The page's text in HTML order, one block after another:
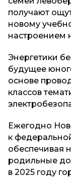
получают
новому
настроением
Энергетики
будущее
основе
классов
Ежегодно
к
обеспечивая
родильные
в 2025 году